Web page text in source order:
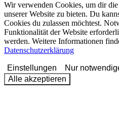
Wir verwenden Cookies, um dir
unserer Website zu bieten. Du
Cookies du zulassen möchtest.
Funktionalität der Website
werden. Weitere Informationen
Datenschutzerklärung
Einstellungen
Nur
Alle akzeptieren